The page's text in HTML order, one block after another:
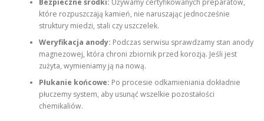
które rozpuszczają kamień, nie naruszając jednocześnie
struktury miedzi, stali czy uszczelek.
Weryfikacja anody: Podczas serwisu sprawdzamy stan anody
magnezowej, która chroni zbiornik przed korozją. Jeśli jest
zużyta, wymieniamy ją na nową.
Płukanie końcowe: Po procesie odkamieniania dokładnie
płuczemy system, aby usunąć wszelkie pozostałości
chemikaliów.